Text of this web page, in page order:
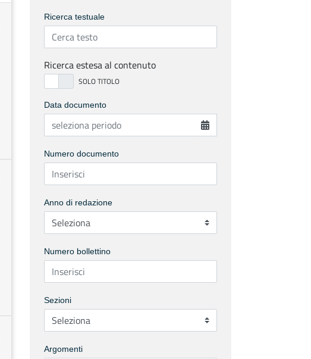
Ricerca testuale
Ricerca estesa al contenuto
Data documento
Numero documento
Anno di redazione
Numero bollettino
Sezioni
Argomenti